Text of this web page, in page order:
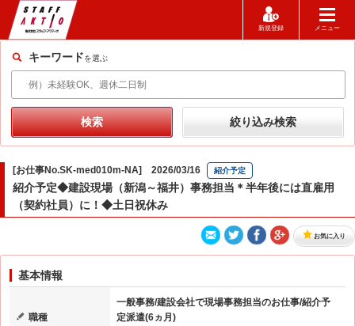
新規登録 メニュー
キーワードを選ぶ
[お仕事No.SK-med010m-NA] 2026/03/16 紹介予定
紹介予定◆建設現場（新潟～福井）事務担当＊半年後には直雇用
（契約社員）に！◆土日祝休み
お気に入り
基本情報
職種
一般事務/建設会社で現場事務担当のお仕事/紹介予
定派遣(6ヵ月)